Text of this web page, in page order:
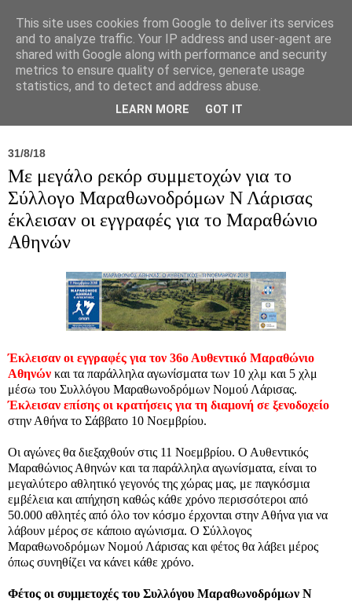
Σύλλογος Ιπποκράτειος
31/8/18
Με μεγάλο ρεκόρ συμμετοχών για το
Σύλλογο Μαραθωνοδρόμων Ν Λάρισας
έκλεισαν οι εγγραφές για το Μαραθώνιο
Αθηνών
Έκλεισαν οι εγγραφές για τον 36ο Αυθεντικό Μαραθώνιο
Αθηνών και τα παράλληλα αγωνίσματα των 10 χλμ και 5 χλμ
μέσω του Συλλόγου Μαραθωνοδρόμων Νομού Λάρισας.
Έκλεισαν επίσης οι κρατήσεις για τη διαμονή σε ξενοδοχείο
στην Αθήνα το Σάββατο 10 Νοεμβρίου.
Οι αγώνες θα διεξαχθούν στις 11 Νοεμβρίου. Ο Αυθεντικός
Μαραθώνιος Αθηνών και τα παράλληλα αγωνίσματα, είναι το
μεγαλύτερο αθλητικό γεγονός της χώρας μας, με παγκόσμια
εμβέλεια και απήχηση καθώς κάθε χρόνο περισσότεροι από
50.000 αθλητές από όλο τον κόσμο έρχονται στην Αθήνα για να
λάβουν μέρος σε κάποιο αγώνισμα. Ο Σύλλογος
Μαραθωνοδρόμων Νομού Λάρισας και φέτος θα λάβει μέρος
όπως συνηθίζει να κάνει κάθε χρόνο.
Φέτος οι συμμετοχές του Συλλόγου Μαραθωνοδρόμων Ν
This site uses cookies from Google to deliver its services
and to analyze traffic. Your IP address and user-agent are
shared with Google along with performance and security
metrics to ensure quality of service, generate usage
statistics, and to detect and address abuse.
LEARN MORE GOT IT